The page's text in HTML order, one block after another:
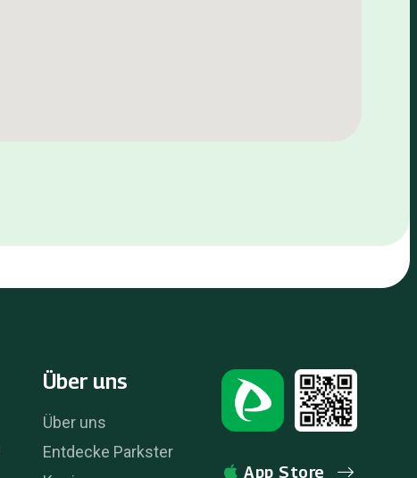
Über uns
Über uns
Entdecke Parkster
App Store